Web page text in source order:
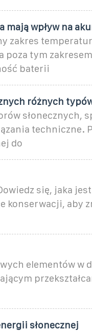
mają wpływ na
zakres
poza tym
baterii
różnych
słonecznych,
techniczne.
do
się, jaka
konserwacji, aby
elementów w
słonecznej